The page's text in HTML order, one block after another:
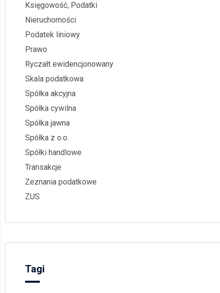
Księgowość, Podatki
Nieruchomości
Podatek liniowy
Prawo
Ryczałt ewidencjonowany
Skala podatkowa
Spółka akcyjna
Spółka cywilna
Spółka jawna
Spółka z o.o.
Spółki handlowe
Transakcje
Zeznania podatkowe
ZUS
Tagi